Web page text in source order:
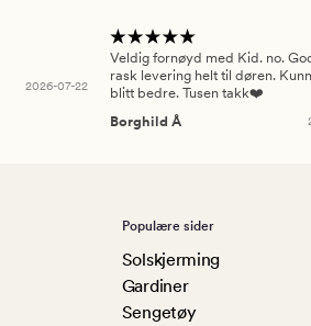
2026-07-22
Veldig fornøyd med Kid. no.
rask levering helt til døren.
blitt bedre. Tusen takk❤️
Borghild Å
Populære sider
Solskjerming
Gardiner
Sengetøy